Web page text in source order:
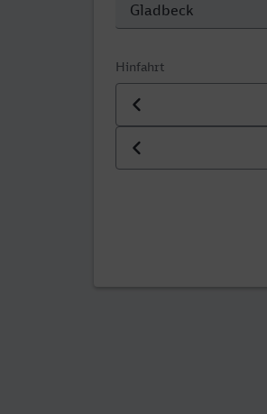
Hinfahrt
Datum der Hinfahrt
Uhrzeit der Hinfahrt